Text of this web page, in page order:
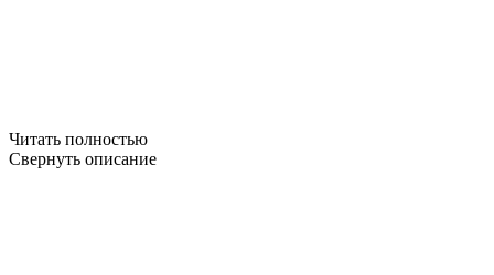
Читать полностью
Свернуть описание